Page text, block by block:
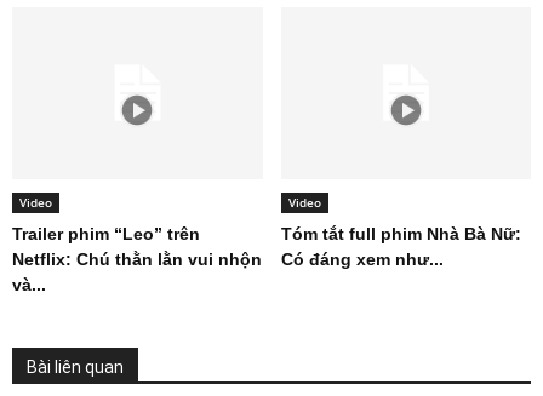
Video
Trailer phim “Leo” trên
Netflix: Chú thằn lằn vui nhộn
và...
Video
Tóm tắt full phim Nhà Bà Nữ:
Có đáng xem như...
Bài liên quan